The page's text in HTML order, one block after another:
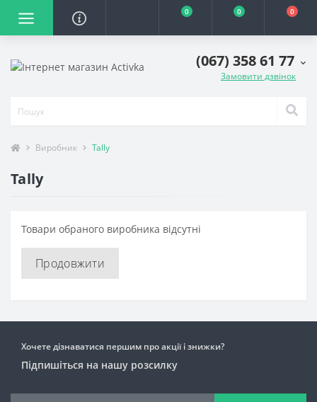
0 0 0
(067) 358 61 77
Замовити дзвінок
Виробник Tally
Tally
Товари обраного виробника відсутні
Продовжити
Хочете дізнаватися першим про акції і знижки?
Підпишіться на нашу розсилку